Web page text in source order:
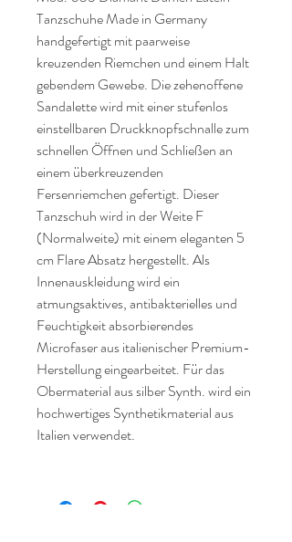
Tanzschuhe Made in Germany
handgefertigt mit paarweise
kreuzenden Riemchen und einem Halt
gebendem Gewebe. Die zehenoffene
Sandalette wird mit einer stufenlos
einstellbaren Druckknopfschnalle zum
schnellen Öffnen und Schließen an
einem überkreuzenden
Fersenriemchen gefertigt. Dieser
Tanzschuh wird in der Weite F
(Normalweite) mit einem eleganten 5
cm Flare Absatz hergestellt. Als
Innenauskleidung wird ein
atmungsaktives, antibakterielles und
Feuchtigkeit absorbierendes
Microfaser aus italienischer Premium-
Herstellung eingearbeitet. Für das
Obermaterial aus silber Synth. wird ein
hochwertiges Synthetikmaterial aus
Italien verwendet.